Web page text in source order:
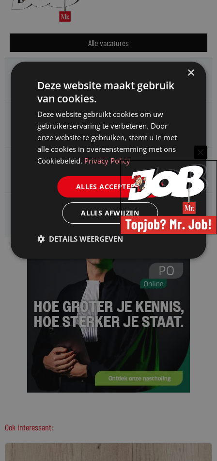
Alle vacatures
Jurist Arbeidsrecht
Gemeente Meppel zoekt een
Juridisch Adviseur
CAOP zoekt een
Kifid zoekt een
Jurist- secretaris
Ook interessant:
×
Deze website maakt gebruik
van cookies.
Deze website gebruikt cookies om uw
gebruikerservaring te verbeteren. Door
onze website te gebruiken, stemt u in met
alle cookies in overeenstemming met ons
Cookiebeleid. Privacy Policy
ALLES ACCEPTEREN
ALLES AFWIJZEN
DETAILS WEERGEVEN